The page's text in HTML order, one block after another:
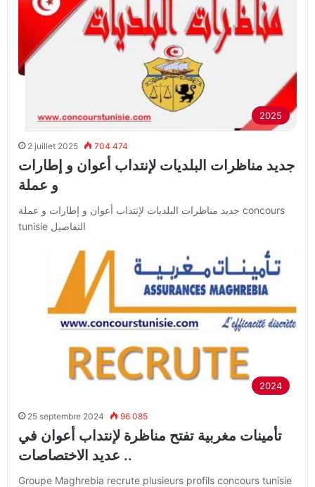
2025
2 juillet 2025 704 474
جديد مناظرات البلديات لإنتداب أعوان و إطارات
و عملة
جديد مناظرات البلديات لإنتداب أعوان و إطارات و عملة concours
tunisie التفاصيل
2024
25 septembre 2024 96 085
تأمينات مغربية تفتح مناظرة لإنتداب أعوان في
عديد الاختصاصات ..
Groupe Maghrebia recrute plusieurs profils concours tunisie